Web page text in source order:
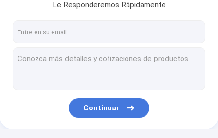
Bolsas de correo biodegradables
Bolsos que hacen compras biodegradables
Suministros de embalaje de alimentos
Le Responderemos Rápidamente
Continuar